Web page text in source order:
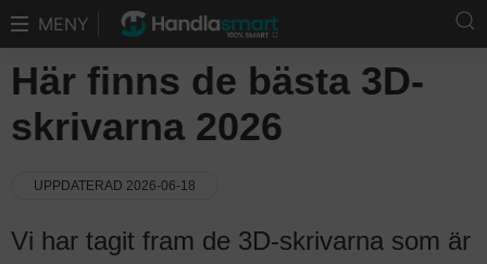
MENY
Här finns de bästa 3D-
skrivarna 2026
UPPDATERAD 2026-06-18
Vi har tagit fram de 3D-skrivarna som är